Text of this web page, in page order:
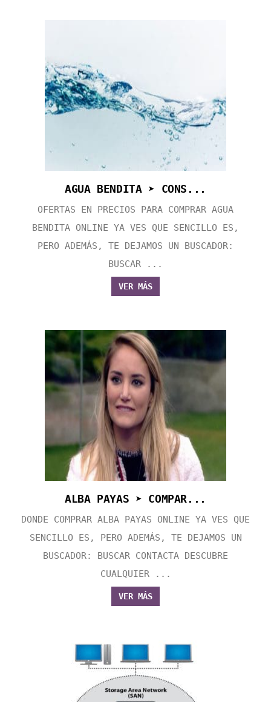
AGUA BENDITA ➤ CONS...
OFERTAS EN PRECIOS PARA COMPRAR AGUA
BENDITA ONLINE YA VES QUE SENCILLO ES,
PERO ADEMÁS, TE DEJAMOS UN BUSCADOR:
BUSCAR ...
VER MÁS
ALBA PAYAS ➤ COMPAR...
DONDE COMPRAR ALBA PAYAS ONLINE YA VES QUE
SENCILLO ES, PERO ADEMÁS, TE DEJAMOS UN
BUSCADOR: BUSCAR CONTACTA DESCUBRE
CUALQUIER ...
VER MÁS